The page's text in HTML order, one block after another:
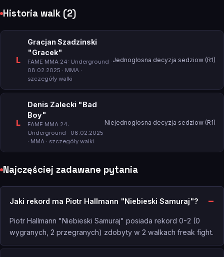
Historia walk (2)
L
Gracjan Szadzinski
"Gracek"
FAME MMA 24: Underground ·
08.02.2025 · MMA ·
szczegóły walki
Jednoglosna decyzja sedziow (R1)
L
Denis Zalecki "Bad
Boy"
FAME MMA 24:
Underground · 08.02.2025
· MMA · szczegóły walki
Niejednoglosna decyzja sedziow (R1)
Najczęściej zadawane pytania
Jaki rekord ma Piotr Hallmann "Niebieski Samuraj"?
Piotr Hallmann "Niebieski Samuraj" posiada rekord 0-2 (0
wygranych, 2 przegranych) zdobyty w 2 walkach freak fight.